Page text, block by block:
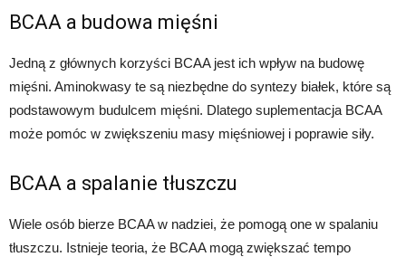
BCAA a budowa mięśni
Jedną z głównych korzyści BCAA jest ich wpływ na budowę
mięśni. Aminokwasy te są niezbędne do syntezy białek, które są
podstawowym budulcem mięśni. Dlatego suplementacja BCAA
może pomóc w zwiększeniu masy mięśniowej i poprawie siły.
BCAA a spalanie tłuszczu
Wiele osób bierze BCAA w nadziei, że pomogą one w spalaniu
tłuszczu. Istnieje teoria, że BCAA mogą zwiększać tempo